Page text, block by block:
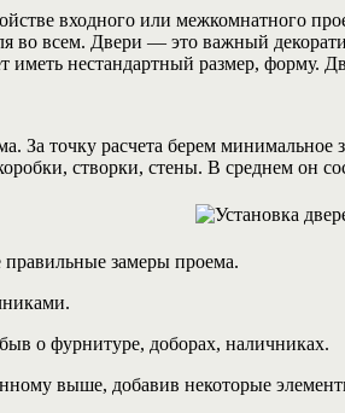
входного или межкомнатного
во всем. Двери — это важный
нестандартный размер, форму.
За точку расчета берем минимальное
створки, стены. В среднем он
правильные замеры проема.
о фурнитуре, доборах, наличниках.
выше, добавив некоторые